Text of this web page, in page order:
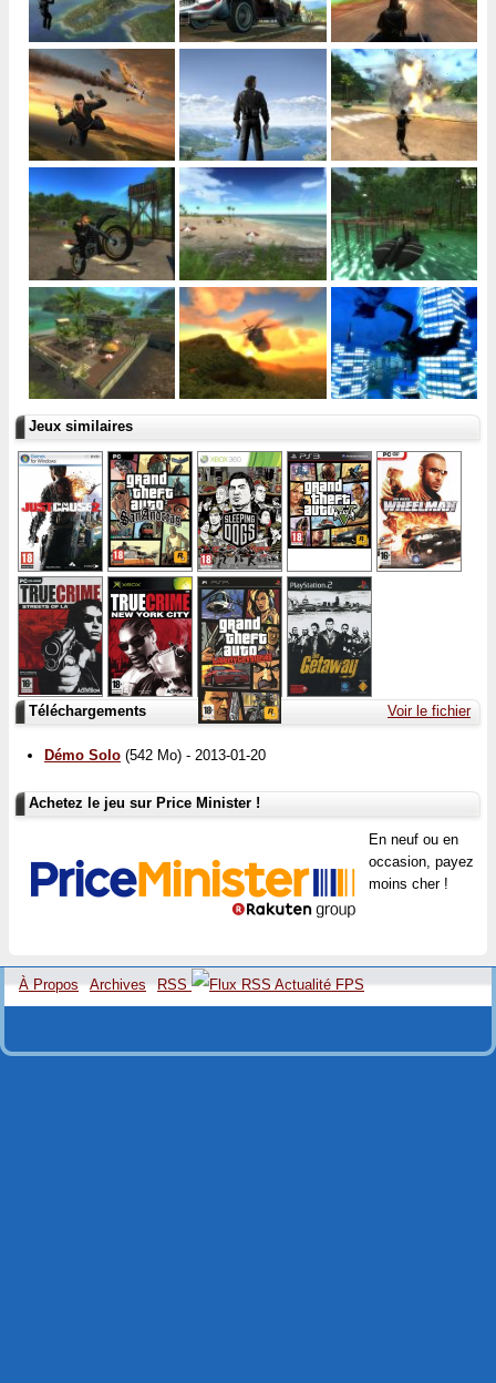
Jeux similaires
Voir le fichier
Téléchargements
Démo Solo (542 Mo) - 2013-01-20
Achetez le jeu sur Price Minister !
En neuf ou en
occasion, payez
moins cher !
À Propos Archives RSS